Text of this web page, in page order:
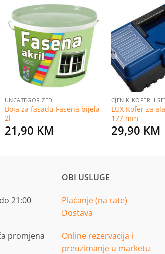
Dodaj
na
listu
želja
UNCATEGORIZED
Boja za fasadu Fasena bijela
2l
21,90 KM
CJENIK KOFERI I
LUX Kofer za
177 mm
29,90 KM
21:00
promjena
OBI USLUGE
Plaćanje (na rate)
Dostava
Online rezervacija i
preuzimanje u marketu